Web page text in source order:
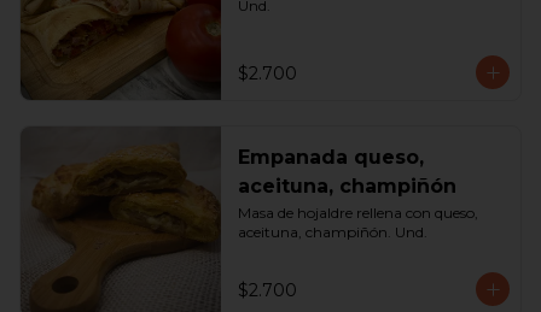
Und.
$2.700
Empanada queso,
aceituna, champiñón
Masa de hojaldre rellena con queso,
aceituna, champiñón. Und.
$2.700